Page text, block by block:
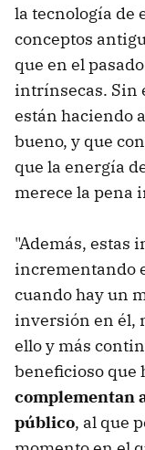
la tecnología de
conceptos
que en el
intrínsecas. Sin
están haciendo
bueno, y que
que la energía
merece la pena
"Además, estas
incrementando
cuando hay un
inversión en él,
ello y más
beneficioso que
complementan
público, al que